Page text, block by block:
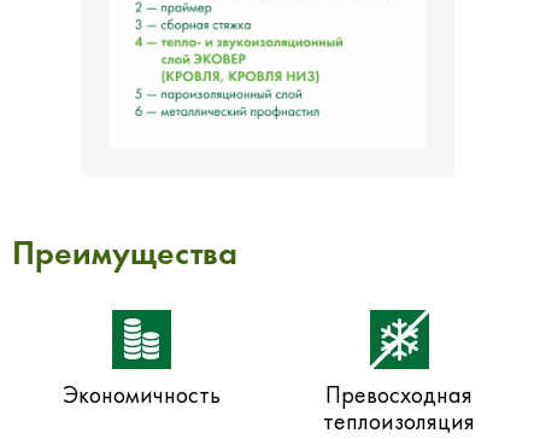
Преимущества
Экономичность
Превосходная
теплоизоляция